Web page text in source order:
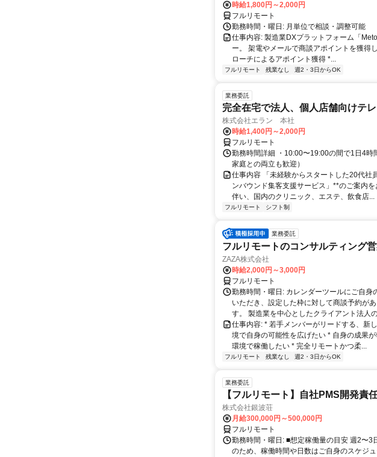
時給1,800円～2,000円
フルリモート
勤務時間・曜日: 月単位で相談・調整可能
仕事内容: 製造業DXプラットフォーム「
ー。 架電やメールで商談アポイントを獲得
ローチによるアポイント獲得 *...
フルリモート 残業なし 週2・3日からOK
業務委託
完全在宅で法人、個人店舗向けテ
株式会社エラン 本社
時給1,400円～2,000円
フルリモート
勤務時間詳細 ・10:00〜19:00の間で1日4時
家庭との両立も歓迎）
仕事内容 「未経験からスタートした20代社
ンバウンド集客支援サービス」**のご案内
伴い、国内のクリニック、エステ、飲食店...
フルリモート シフト制
業務委託
フルリモートのコンサルティング
ZAZA株式会社
時給2,000円～3,000円
フルリモート
勤務時間・曜日: カレンダーツールにご自身
いただき、設定した枠に対して商談予約が
す。 製造業を中心としたクライアント法人
仕事内容: * 若手メンバーがリードする、新
境で自身の可能性を広げたい * 自身の成果
環境で稼働したい * 完全リモートかつ柔...
フルリモート 残業なし 週2・3日からOK
業務委託
【フルリモート】自社PMS開発責
株式会社銀波荘
月給300,000円～500,000円
フルリモート
勤務時間・曜日: ■想定稼働量の目安 週2〜
のため、稼働時間や日数はご自身のスケジ